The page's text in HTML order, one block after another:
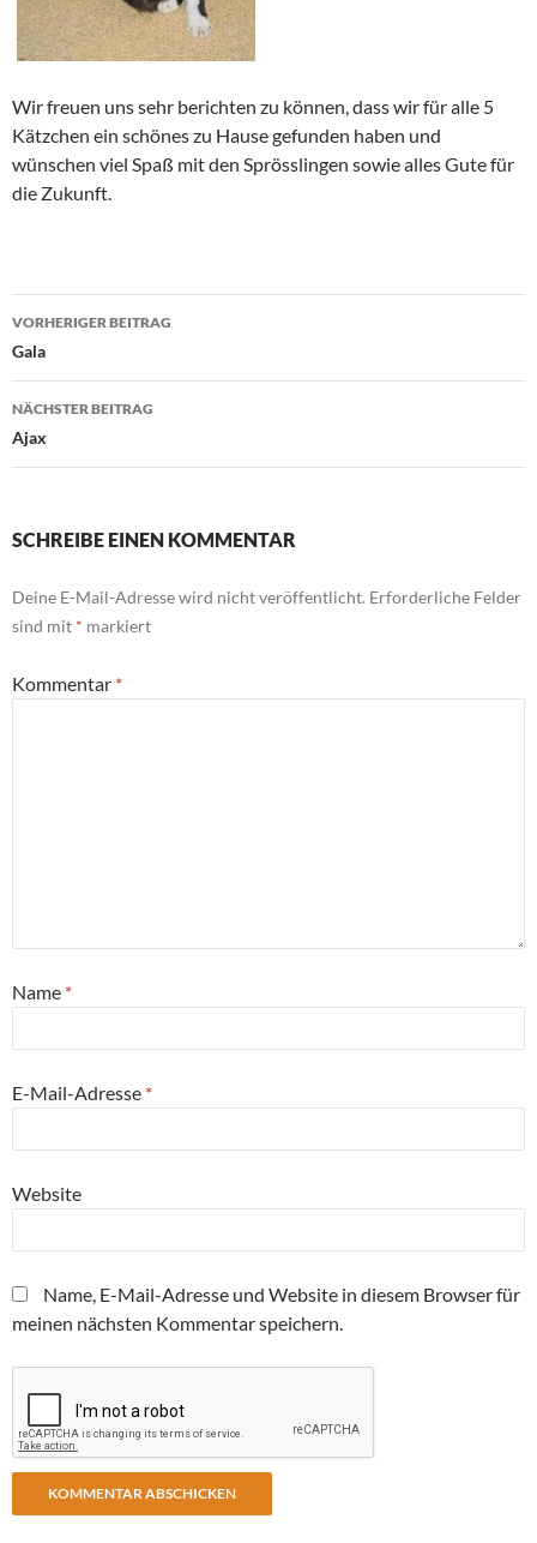
Wir freuen uns sehr berichten zu können, dass wir für alle 5
Kätzchen ein schönes zu Hause gefunden haben und
wünschen viel Spaß mit den Sprösslingen sowie alles Gute für
die Zukunft.
Beitragsnavigation
VORHERIGER BEITRAG
Gala
NÄCHSTER BEITRAG
Ajax
SCHREIBE EINEN KOMMENTAR
Deine E-Mail-Adresse wird nicht veröffentlicht. Erforderliche Felder
sind mit * markiert
Kommentar *
Name *
E-Mail-Adresse *
Website
Name, E-Mail-Adresse und Website in diesem Browser für
meinen nächsten Kommentar speichern.